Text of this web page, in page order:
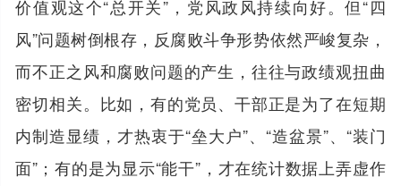
价值观这个“总开关”，党风政风持续向好。但“四
风”问题树倒根存，反腐败斗争形势依然严峻复杂，
而不正之风和腐败问题的产生，往往与政绩观扭曲
密切相关。比如，有的党员、干部正是为了在短期
内制造显绩，才热衷于“垒大户”、“造盆景”、“装门
面”；有的是为显示“能干”，才在统计数据上弄虚作